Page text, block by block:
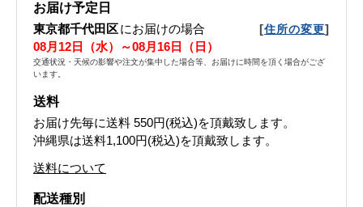
お届け予定日
東京都千代田区にお届けの場合 [住所の変更]
08月12日（水）～08月16日（日）
交通状況・天候の影響や注文が集中した場合等、お届けに時間を頂く場合がござ
います。
送料
お届け先毎に送料 550円(税込)を頂戴致します。
沖縄県は送料1,100円(税込)を頂戴致します。
送料について
配送種別